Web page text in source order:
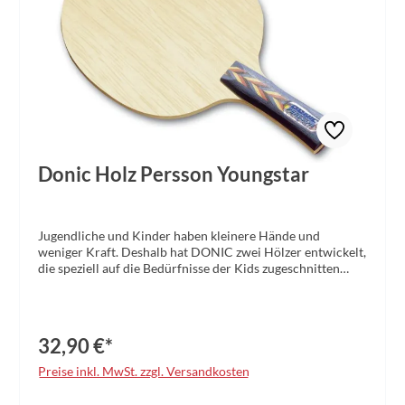
Donic Holz Persson Youngstar
Jugendliche und Kinder haben kleinere Hände und
weniger Kraft. Deshalb hat DONIC zwei Hölzer entwickelt,
die speziell auf die Bedürfnisse der Kids zugeschnitten
geringerem Kraftaufwand. ° besonders günstiger Preis
ermöglicht den Einstieg auf hohem Niveau Die typischen
Spieleigenschaften der DONIC-Wettkampf­hölzer bieten
32,90 €*
Preise inkl. MwSt. zzgl. Versandkosten